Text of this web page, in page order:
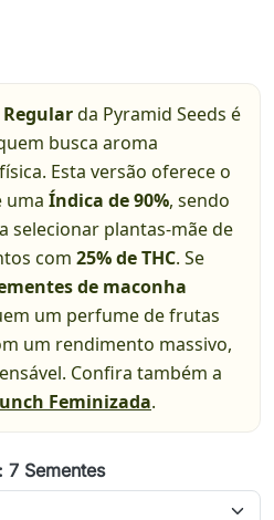
da Pyramid Seeds é
busca aroma
Esta versão oferece o
uma Índica de 90%, sendo
selecionar plantas-mãe de
com 25% de THC. Se
de maconha
um perfume de frutas
um rendimento massivo,
Confira também a
Feminizada.
7 Sementes